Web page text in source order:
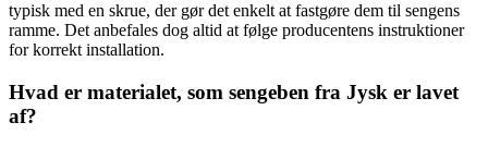
typisk med en skrue, der gør det enkelt at fastgøre dem til sengens
ramme. Det anbefales dog altid at følge producentens instruktioner
for korrekt installation.
Hvad er materialet, som sengeben fra Jysk er lavet
af?